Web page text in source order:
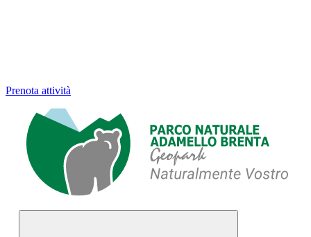
Prenota attività